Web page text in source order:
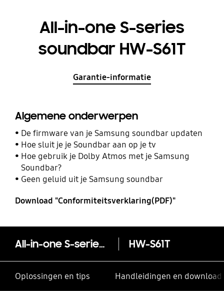
All-in-one S-series
soundbar HW-S61T
Garantie-informatie
Algemene onderwerpen
De firmware van je Samsung soundbar updaten
Hoe sluit je je Soundbar aan op je tv
Hoe gebruik je Dolby Atmos met je Samsung
Soundbar?
Geen geluid uit je Samsung soundbar
Download "Conformiteitsverklaring(PDF)"
All-in-one S-series soundbar HW-S61T HW-S61T
Oplossingen en tips Handleidingen en